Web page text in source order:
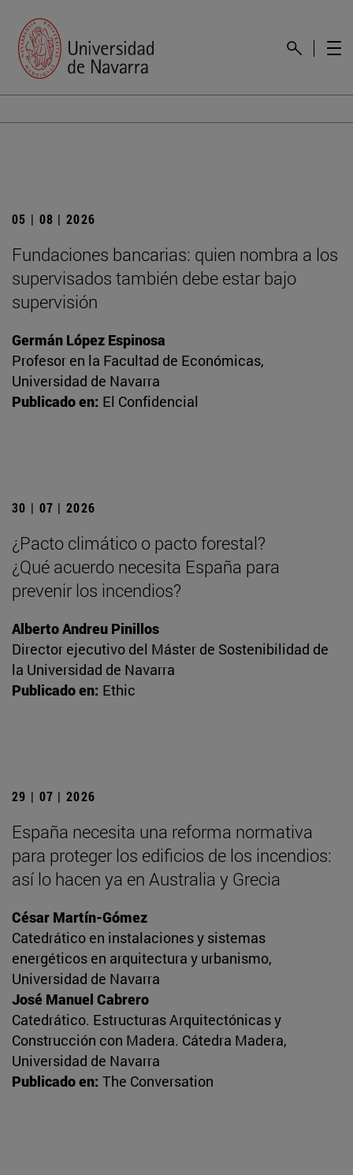
05 | 08 | 2026
Fundaciones bancarias: quien nombra a los
supervisados también debe estar bajo
supervisión
Germán López Espinosa
Profesor en la Facultad de Económicas,
Universidad de Navarra
Publicado en: El Confidencial
30 | 07 | 2026
¿Pacto climático o pacto forestal?
¿Qué acuerdo necesita España para
prevenir los incendios?
Alberto Andreu Pinillos
Director ejecutivo del Máster de Sostenibilidad de
la Universidad de Navarra
Publicado en: Ethic
29 | 07 | 2026
España necesita una reforma normativa
para proteger los edificios de los incendios:
así lo hacen ya en Australia y Grecia
César Martín-Gómez
Catedrático en instalaciones y sistemas
energéticos en arquitectura y urbanismo,
Universidad de Navarra
José Manuel Cabrero
Catedrático. Estructuras Arquitectónicas y
Construcción con Madera. Cátedra Madera,
Universidad de Navarra
Publicado en: The Conversation